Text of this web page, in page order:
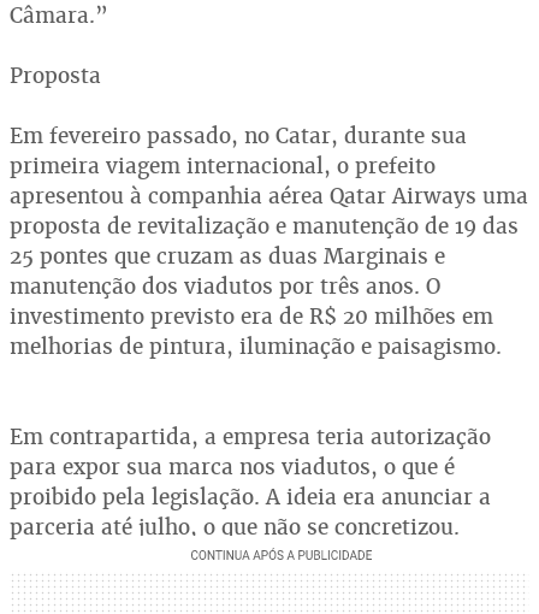
Câmara.”
Proposta
Em fevereiro passado, no Catar, durante sua
primeira viagem internacional, o prefeito
apresentou à companhia aérea Qatar Airways uma
proposta de revitalização e manutenção de 19 das
25 pontes que cruzam as duas Marginais e
manutenção dos viadutos por três anos. O
investimento previsto era de R$ 20 milhões em
melhorias de pintura, iluminação e paisagismo.
Em contrapartida, a empresa teria autorização
para expor sua marca nos viadutos, o que é
proibido pela legislação. A ideia era anunciar a
parceria até julho, o que não se concretizou.